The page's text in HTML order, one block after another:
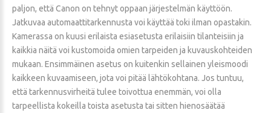
paljon, että Canon on tehnyt oppaan järjestelmän käyttöön.
Jatkuvaa automaattitarkennusta voi käyttää toki ilman opastakin.
Kamerassa on kuusi erilaista esiasetusta erilaisiin tilanteisiin ja
kaikkia näitä voi kustomoida omien tarpeiden ja kuvauskohteiden
mukaan. Ensimmäinen asetus on kuitenkin sellainen yleismoodi
kaikkeen kuvaamiseen, jota voi pitää lähtökohtana. Jos tuntuu,
että tarkennusvirheitä tulee toivottua enemmän, voi olla
tarpeellista kokeilla toista asetusta tai sitten hienosäätää